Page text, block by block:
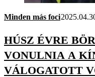
Minden más foci
HÚSZ ÉVRE
VONULNIA A
VÁLOGATOTT